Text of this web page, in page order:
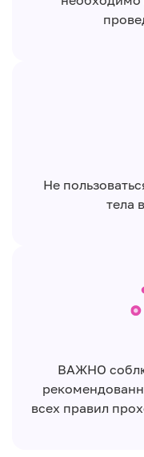
Не
тела
ВАЖНО
всех правил